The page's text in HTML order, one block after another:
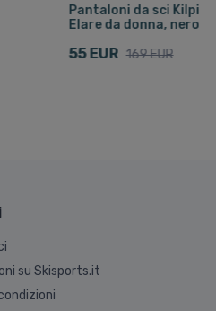
Pantaloni da sci Kilpi
Elare da donna, nero
55 EUR 169 EUR
su Skisports.it